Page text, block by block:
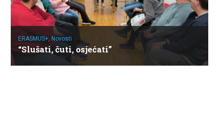
ERASMUS+, Novosti
“Slušati, čuti, osjećati”